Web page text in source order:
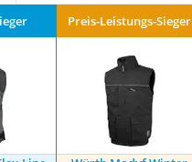
Gasdurchlauferhitzer
Preis-Leistungs-Sieger